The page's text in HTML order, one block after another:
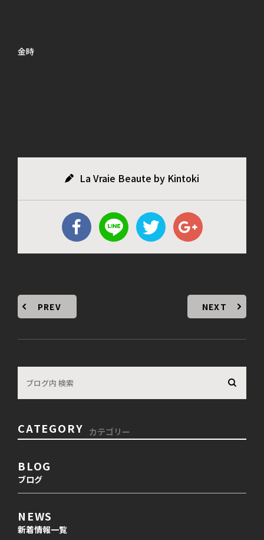
金時
La Vraie Beaute by Kintoki
PREV NEXT
CATEGORY カテゴリー
BLOG
ブログ
NEWS
新着情報一覧